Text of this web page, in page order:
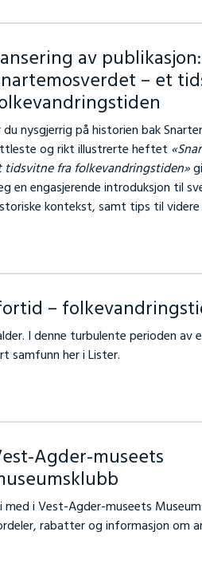
av publikasjon:
– et
du nysgjerrig på historien bak
og rikt illustrerte heftet
tidsvitne fra folkevandringstiden»
en engasjerende introduksjon til
kontekst, samt tips til videre
–
I denne turbulente perioden av
samfunn her i Lister.
Agder-museets
med i Vest-Agder-museets
rabatter og informasjon om